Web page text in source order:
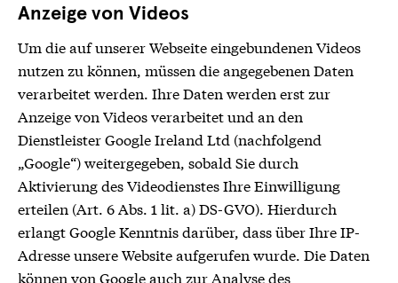
Anzeige von Videos
Um die auf unserer Webseite eingebundenen Videos
nutzen zu können, müssen die angegebenen Daten
verarbeitet werden. Ihre Daten werden erst zur
Anzeige von Videos verarbeitet und an den
Dienstleister Google Ireland Ltd (nachfolgend
„Google“) weitergegeben, sobald Sie durch
Aktivierung des Videodienstes Ihre Einwilligung
erteilen (Art. 6 Abs. 1 lit. a) DS-GVO). Hierdurch
erlangt Google Kenntnis darüber, dass über Ihre IP-
Adresse unsere Website aufgerufen wurde. Die Daten
können von Google auch zur Analyse des